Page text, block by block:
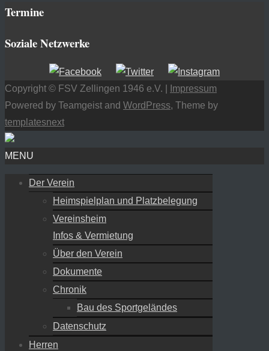
Termine
Soziale Netzwerke
Copyright © FSV Zellingen 1946 e.V. |
Impressum
Powered by Teamgeist and WordPress, Theme by
templatesnext
MENU
Der Verein
Heimspielplan und Platzbelegung
Vereinsheim
Infos & Vermietung
Über den Verein
Dokumente
Chronik
Bau des Sportgeländes
Datenschutz
Herren